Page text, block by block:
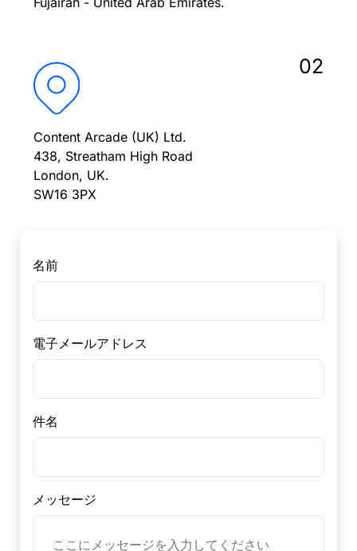
02
Content Arcade (UK) Ltd.
438, Streatham High Road
London, UK.
SW16 3PX
名前
電子メールアドレス
件名
メッセージ